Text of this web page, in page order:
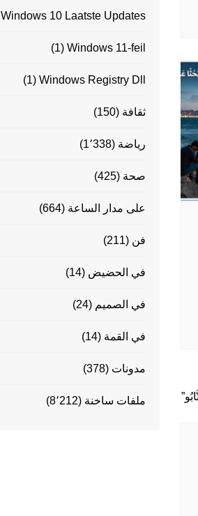
Windows 10 Laatste Updates
Windows 11-feil
(1)
Windows Registry Dll
(1)
ثقافة (150)
رياضة (1٬338)
صحة (425)
على مدار الساعة (664)
فن (211)
في الحضيض (14)
في الصميم (24)
في القمة (14)
مدونات (378)
ملفات ساخنة (8٬212)